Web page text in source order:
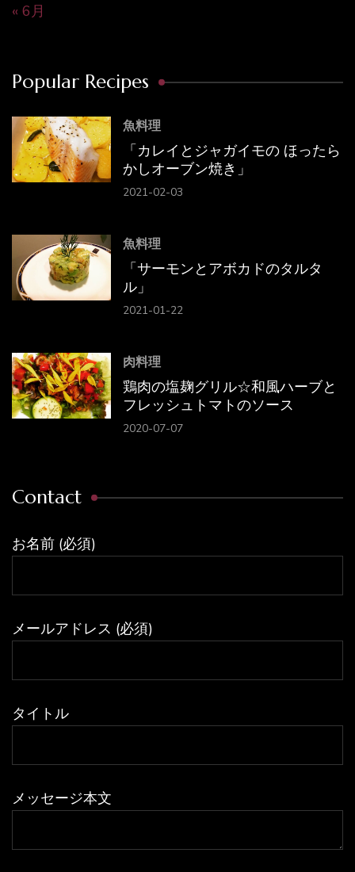
« 6月
Popular Recipes
魚料理
「カレイとジャガイモの ほったら
かしオーブン焼き」
2021-02-03
魚料理
「サーモンとアボカドのタルタ
ル」
2021-01-22
肉料理
鶏肉の塩麹グリル☆和風ハーブと
フレッシュトマトのソース
2020-07-07
Contact
お名前 (必須)
メールアドレス (必須)
タイトル
メッセージ本文